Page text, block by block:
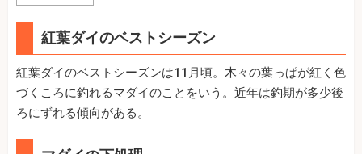
紅葉ダイのベストシーズン
紅葉ダイのベストシーズンは11月頃。木々の葉っぱが紅く色
づくころに釣れるマダイのことをいう。近年は釣期が多少後
ろにずれる傾向がある。